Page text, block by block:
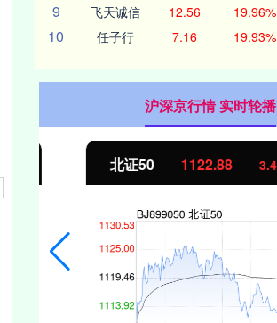
9 飞天诚信 12.56 19.96%
10 任子行 7.16 19.93%
沪深京行情 实时轮播
北证50 1122.88